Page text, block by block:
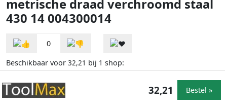
metrische draad verchroomd staal
430 14 004300014
0
Beschikbaar voor 32,21 bij 1 shop:
32,21 Bestel »